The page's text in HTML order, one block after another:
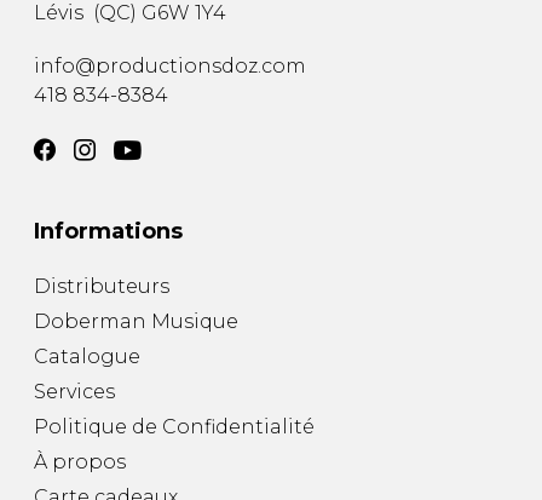
Lévis (QC) G6W 1Y4
info@productionsdoz.com
418 834-8384
Informations
Distributeurs
Doberman Musique
Catalogue
Services
Politique de Confidentialité
À propos